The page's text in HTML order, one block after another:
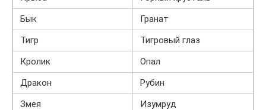
Бык
Гранат
Тигр
Тигровый глаз
Кролик
Опал
Дракон
Рубин
Змея
Изумруд